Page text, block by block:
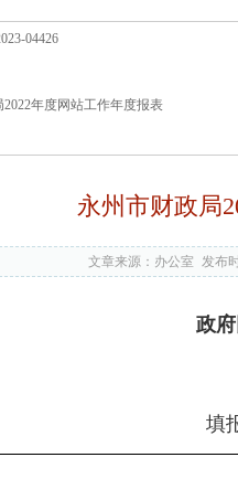
04426
2022年度网站工作年度报表
永州市财政局
文章来源：办公室 发布
政
填